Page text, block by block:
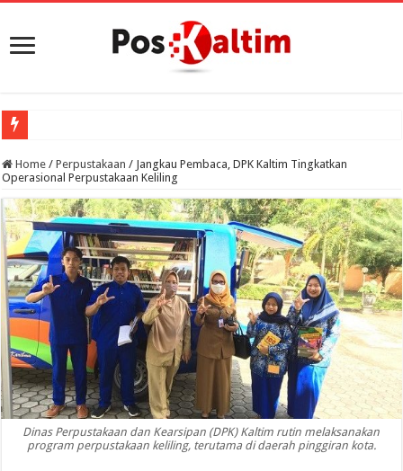
Home / Perpustakaan / Jangkau Pembaca, DPK Kaltim Tingkatkan
Operasional Perpustakaan Keliling
Dinas Perpustakaan dan Kearsipan (DPK) Kaltim rutin melaksanakan
program perpustakaan keliling, terutama di daerah pinggiran kota.